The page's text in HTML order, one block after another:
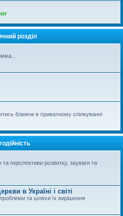
розділ
ближче в приватному спілкуванні
перспективи розвитку, зауваги та
в Україні і світі
проблеми та шляхи їх вирішення